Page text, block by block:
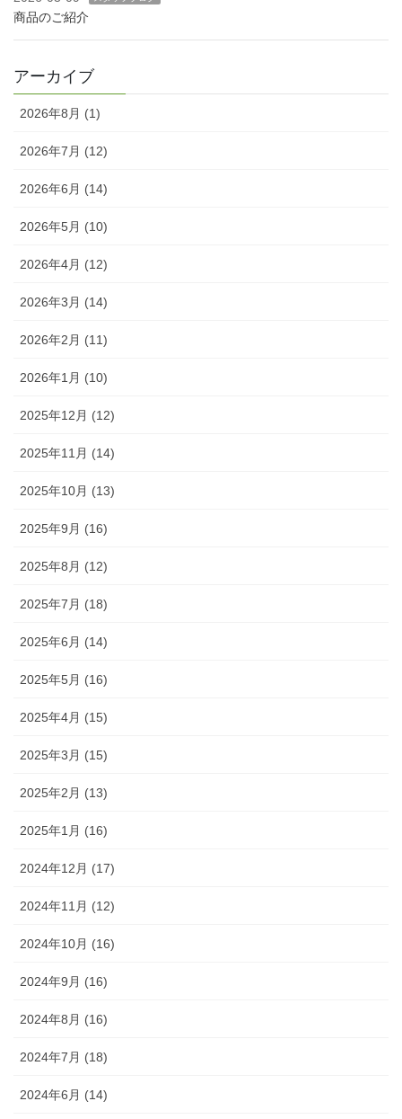
商品のご紹介
アーカイブ
2026年8月 (1)
2026年7月 (12)
2026年6月 (14)
2026年5月 (10)
2026年4月 (12)
2026年3月 (14)
2026年2月 (11)
2026年1月 (10)
2025年12月 (12)
2025年11月 (14)
2025年10月 (13)
2025年9月 (16)
2025年8月 (12)
2025年7月 (18)
2025年6月 (14)
2025年5月 (16)
2025年4月 (15)
2025年3月 (15)
2025年2月 (13)
2025年1月 (16)
2024年12月 (17)
2024年11月 (12)
2024年10月 (16)
2024年9月 (16)
2024年8月 (16)
2024年7月 (18)
2024年6月 (14)